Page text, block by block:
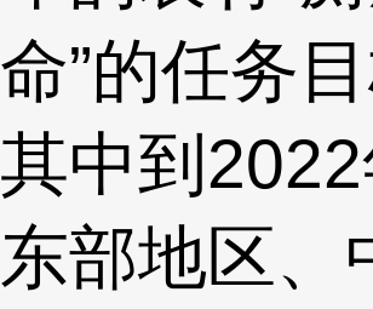
命”的任务目
其中到2022
东部地区、